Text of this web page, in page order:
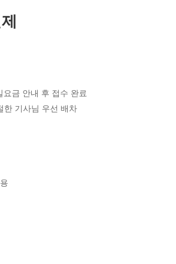
금 안내 후 접수 완료
한 기사님 우선 배차